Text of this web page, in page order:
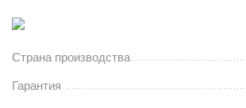
Страна производства
Гарантия